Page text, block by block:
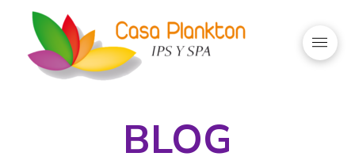
BLOG